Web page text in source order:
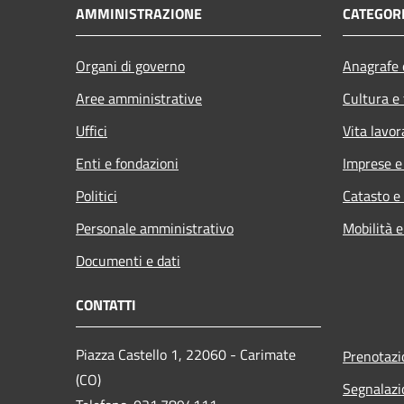
AMMINISTRAZIONE
Organi di governo
Aree amministrative
Uffici
Enti e fondazioni
Politici
Personale amministrativo
Documenti e dati
Cultura
Vita
Imprese
Catasto
Mobilità
CONTATTI
Piazza Castello 1, 22060 - Carimate
(CO)